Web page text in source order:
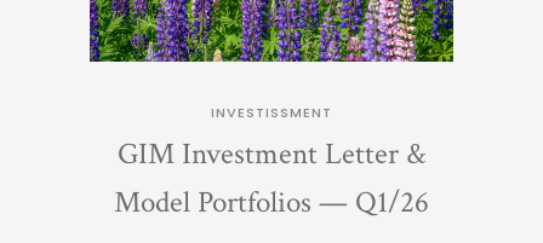
INVESTISSMENT
GIM Investment Letter &
Model Portfolios — Q1/26